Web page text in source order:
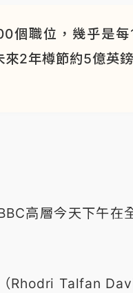
個職位，幾乎是每
來2年樽節約5億英
高層今天下午在
Rhodri Talfan